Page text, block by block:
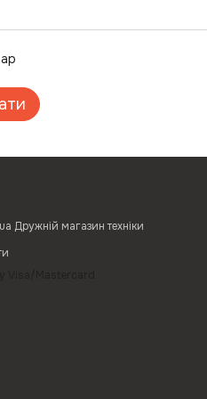
магазин техніки